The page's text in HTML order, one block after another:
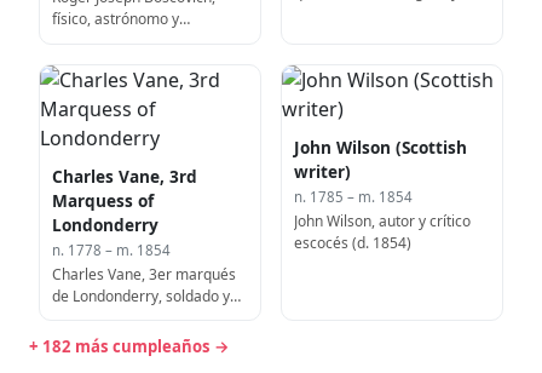
físico, astrónomo y
1787)
Charles Vane, 3rd
Marquess of
Londonderry
n. 1778 – m. 1854
Charles Vane, 3er marqués
de Londonderry, soldado y
embajador británico en
Austria (f. 1854)
John Wilson (Scottish
writer)
n. 1785 – m. 1854
John Wilson, autor y crítico
escocés (d. 1854)
+ 182 más cumpleaños →